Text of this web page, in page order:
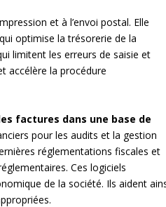
et à l’envoi postal. Elle
optimise la trésorerie de la
limitent les erreurs de saisie et
accélère la procédure
factures dans une base de
pour les audits et la gestion
réglementations fiscales et
Ces logiciels
de la société. Ils aident